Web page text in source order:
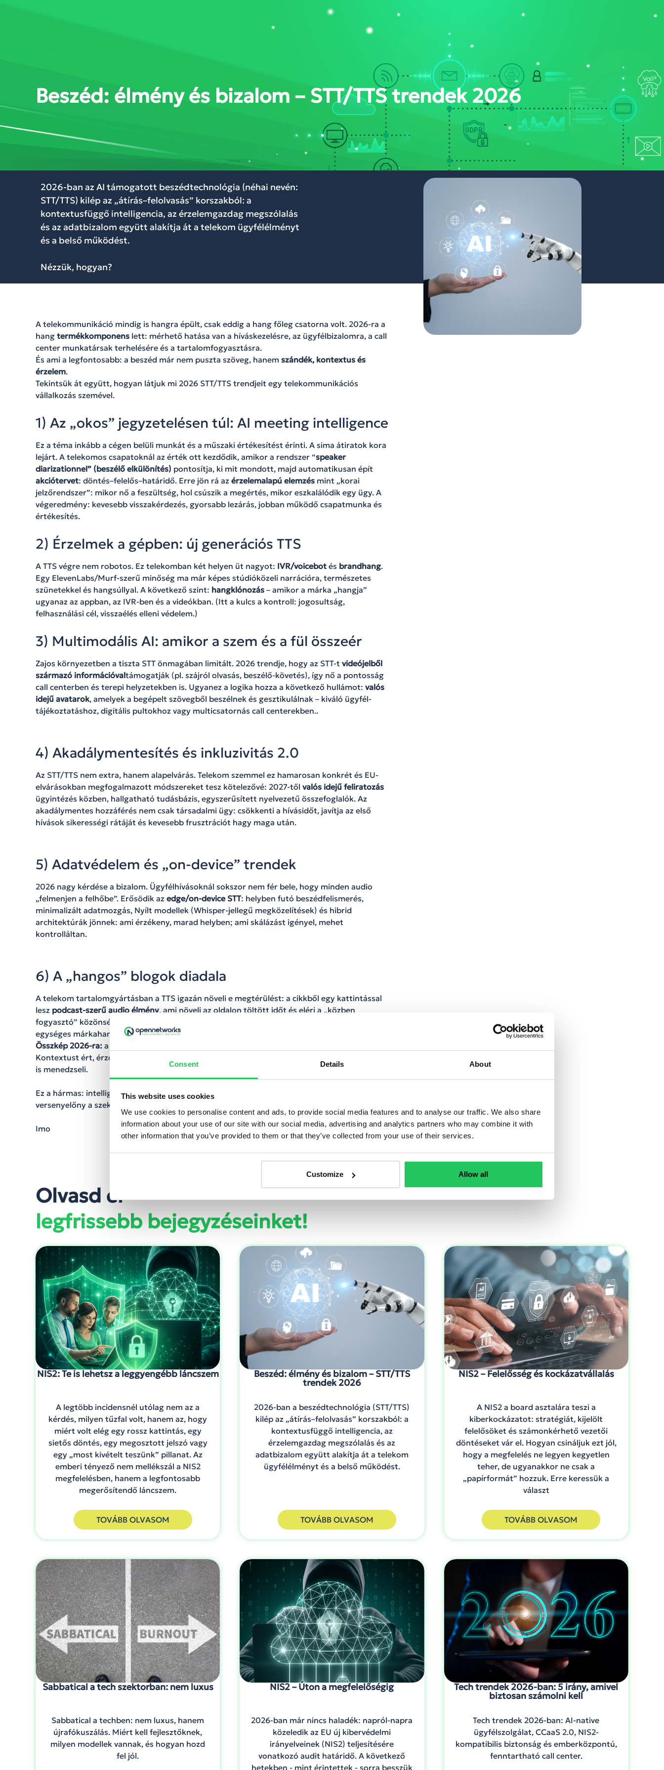
Consent Details About
This website uses cookies
We use cookies to personalise content and ads, to provide social media features and to analyse our traffic. We also share
information about your use of our site with our social media, advertising and analytics partners who may combine it with
other information that you’ve provided to them or that they’ve collected from your use of their services.
Customize Allow all
Beszéd: élmény és bizalom – STT/TTS trendek 2026
2026-ban az AI támogatott beszédtechnológia (néhai nevén:
STT/TTS) kilép az „átírás–felolvasás” korszakból: a
kontextusfüggő intelligencia, az érzelemgazdag megszólalás
és az adatbizalom együtt alakítja át a telekom ügyfélélményt
és a belső működést.
Nézzük, hogyan?
A telekommunikáció mindig is hangra épült, csak eddig a hang főleg csatorna volt. 2026-ra a
hang termékkomponens lett: mérhető hatása van a híváskezelésre, az ügyfélbizalomra, a call
center munkatársak terhelésére és a tartalomfogyasztásra.
És ami a legfontosabb: a beszéd már nem puszta szöveg, hanem szándék, kontextus és
érzelem.
Tekintsük át együtt, hogyan látjuk mi 2026 STT/TTS trendjeit egy telekommunikációs
vállalkozás szemével.
1) Az „okos” jegyzetelésen túl: AI meeting intelligence
Ez a téma inkább a cégen belüli munkát és a műszaki értékesítést érinti. A sima átiratok kora
lejárt. A telekomos csapatoknál az érték ott kezdődik, amikor a rendszer “speaker
diarizationnel” (beszélő elkülönítés) pontosítja, ki mit mondott, majd automatikusan épít
akciótervet: döntés–felelős–határidő. Erre jön rá az érzelemalapú elemzés mint „korai
jelzőrendszer”: mikor nő a feszültség, hol csúszik a megértés, mikor eszkalálódik egy ügy. A
végeredmény: kevesebb visszakérdezés, gyorsabb lezárás, jobban működő csapatmunka és
értékesítés.
2) Érzelmek a gépben: új generációs TTS
A TTS végre nem robotos. Ez telekomban két helyen üt nagyot: IVR/voicebot és brandhang.
Egy ElevenLabs/Murf-szerű minőség ma már képes stúdióközeli narrációra, természetes
szünetekkel és hangsúllyal. A következő szint: hangklónozás – amikor a márka „hangja”
ugyanaz az appban, az IVR-ben és a videókban. (Itt a kulcs a kontroll: jogosultság,
felhasználási cél, visszaélés elleni védelem.)
3) Multimodális AI: amikor a szem és a fül összeér
Zajos környezetben a tiszta STT önmagában limitált. 2026 trendje, hogy az STT-t videójelből
származó információvaltámogatják (pl. szájról olvasás, beszélő-követés), így nő a pontosság
call centerben és terepi helyzetekben is. Ugyanez a logika hozza a következő hullámot: valós
idejű avatarok, amelyek a begépelt szövegből beszélnek és gesztikulálnak – kiváló ügyfél-
tájékoztatáshoz, digitális pultokhoz vagy multicsatornás call centerekben..
4) Akadálymentesítés és inkluzivitás 2.0
Az STT/TTS nem extra, hanem alapelvárás. Telekom szemmel ez hamarosan konkrét és EU-
elvárásokban megfogalmazott módszereket tesz kötelezővé: 2027-től valós idejű feliratozás
ügyintézés közben, hallgatható tudásbázis, egyszerűsített nyelvezetű összefoglalók. Az
akadálymentes hozzáférés nem csak társadalmi ügy: csökkenti a hívásidőt, javítja az első
hívások sikerességi rátáját és kevesebb frusztrációt hagy maga után.
5) Adatvédelem és „on-device” trendek
2026 nagy kérdése a bizalom. Ügyfélhívásoknál sokszor nem fér bele, hogy minden audio
„felmenjen a felhőbe”. Erősödik az edge/on-device STT: helyben futó beszédfelismerés,
minimalizált adatmozgás, Nyílt modellek (Whisper-jellegű megközelítések) és hibrid
architektúrák jönnek: ami érzékeny, marad helyben; ami skálázást igényel, mehet
kontrolláltan.
6) A „hangos” blogok diadala
A telekom tartalomgyártásban a TTS igazán növeli e megtérülést: a cikkből egy kattintással
lesz podcast-szerű audio élmény, ami növeli az oldalon töltött időt és eléri a „közben
fogyasztó” közönséget (autó, tömegközlekedés, edzés). Ugyanez visszacsatol a termékbe is:
egységes márkahang, egységes tájékoztatás, egységes ügyfélélmény.
Összkép 2026-ra: a beszédtechnológia a telekomnál nem „funkció”, hanem infrastruktúra.
Kontextust ért, érzelmet közvetít, akadálymentessé tesz több csatornát és közben a bizalmat
is menedzseli.
Ez a hármas: intelligencia–élmény–bizalom lesz az egyik legfontosabb következő
versenyelőny a szektorban.
Imo
Olvasd el
legfrissebb bejegyzéseinket!
NIS2: Te is lehetsz a leggyengébb láncszem
A legtöbb incidensnél utólag nem az a
kérdés, milyen tűzfal volt, hanem az, hogy
miért volt elég egy rossz kattintás, egy
sietős döntés, egy megosztott jelszó vagy
egy „most kivételt teszünk” pillanat. Az
emberi tényező nem mellékszál a NIS2
megfelelésben, hanem a legfontosabb
megerősítendő láncszem.
TOVÁBB OLVASOM
Beszéd: élmény és bizalom – STT/TTS
trendek 2026
2026-ban a beszédtechnológia (STT/TTS)
kilép az „átírás–felolvasás” korszakból: a
kontextusfüggő intelligencia, az
érzelemgazdag megszólalás és az
adatbizalom együtt alakítja át a telekom
ügyfélélményt és a belső működést.
TOVÁBB OLVASOM
NIS2 – Felelősség és kockázatvállalás
A NIS2 a board asztalára teszi a
kiberkockázatot: stratégiát, kijelölt
felelősöket és számonkérhető vezetői
döntéseket vár el. Hogyan csináljuk ezt jól,
hogy a megfelelés ne legyen kegyetlen
teher, de ugyanakkor ne csak a
„papírformát” hozzuk. Erre keressük a
választ
TOVÁBB OLVASOM
Sabbatical a tech szektorban: nem luxus
Sabbatical a techben: nem luxus, hanem
újrafókuszálás. Miért kell fejlesztőknek,
milyen modellek vannak, és hogyan hozd
fel jól.
NIS2 – Úton a megfelelőségig
2026-ban már nincs haladék: napról-napra
közeledik az EU új kibervédelmi
irányelveinek (NIS2) teljesítésére
vonatkozó audit határidő. A következő
hetekben - mint érintettek - sorra besszük
Tech trendek 2026-ban: 5 irány, amivel
biztosan számolni kell
Tech trendek 2026-ban: AI-native
ügyfélszolgálat, CCaaS 2.0, NIS2-
kompatibilis biztonság és emberközpontú,
fenntartható call center.